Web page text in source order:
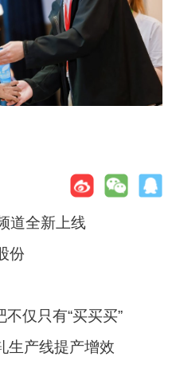
道全新上线
份
不仅只有“买买买”
生产线提产增效